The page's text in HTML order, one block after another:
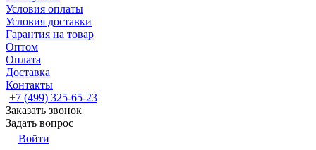
Условия оплаты
Условия доставки
Гарантия на товар
Оптом
Оплата
Доставка
Контакты
+7 (499) 325-65-23
Заказать звонок
Задать вопрос
Войти